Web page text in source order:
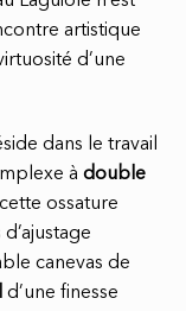
artistique
d’une
dans le travail
à double
ossature
canevas de
d’une finesse